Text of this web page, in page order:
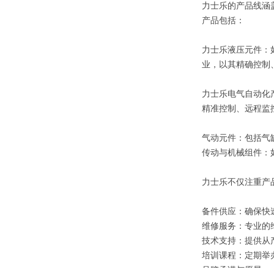
力士乐的产品线涵
产品包括：
力士乐液压元件：
业，以其精确控制
力士乐电气自动化
精准控制、远程监
气动元件：包括气
传动与机械组件：
力士乐不仅注重产
备件供应：确保快
维修服务：专业的
技术支持：提供从
培训课程：定期举